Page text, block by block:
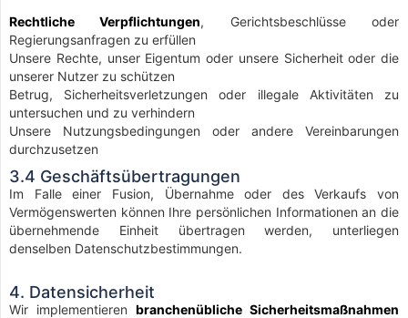
Rechtliche Verpflichtungen, Gerichtsbeschlüsse oder
Regierungsanfragen zu erfüllen
Unsere Rechte, unser Eigentum oder unsere Sicherheit oder die
unserer Nutzer zu schützen
Betrug, Sicherheitsverletzungen oder illegale Aktivitäten zu
untersuchen und zu verhindern
Unsere Nutzungsbedingungen oder andere Vereinbarungen
durchzusetzen
3.4 Geschäftsübertragungen
Im Falle einer Fusion, Übernahme oder des Verkaufs von
Vermögenswerten können Ihre persönlichen Informationen an die
übernehmende Einheit übertragen werden, unterliegen
denselben Datenschutzbestimmungen.
4. Datensicherheit
Wir implementieren branchenübliche Sicherheitsmaßnahmen